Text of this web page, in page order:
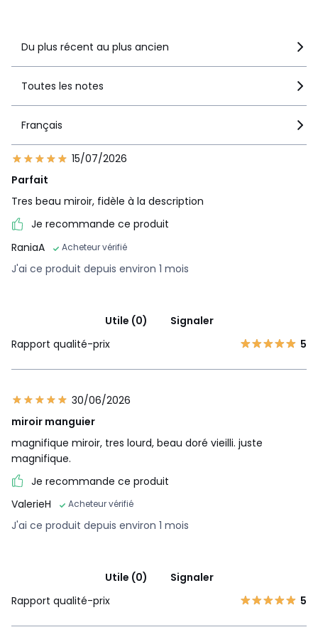
Du plus récent au plus ancien
Toutes les notes
Français
15/07/2026
Parfait
Tres beau miroir, fidèle à la description
Je recommande ce produit
RaniaA
Acheteur vérifié
J'ai ce produit depuis environ 1 mois
Utile (0)
Signaler
Rapport qualité-prix
5
30/06/2026
miroir manguier
magnifique miroir, tres lourd, beau doré vieilli. juste
magnifique.
Je recommande ce produit
ValerieH
Acheteur vérifié
J'ai ce produit depuis environ 1 mois
Utile (0)
Signaler
Rapport qualité-prix
5